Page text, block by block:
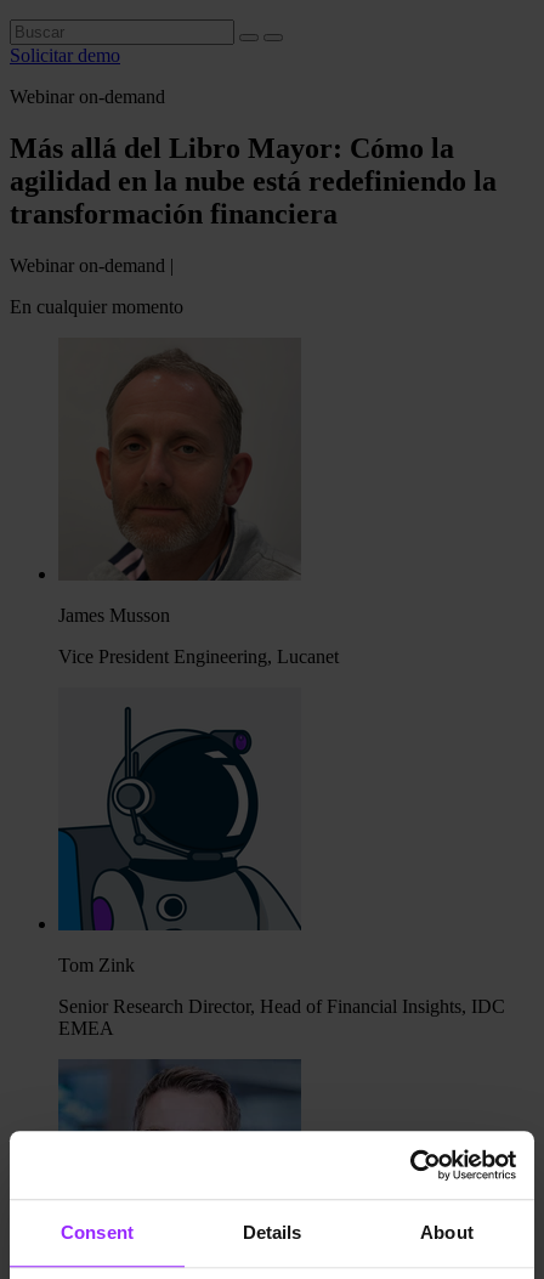
Consent Details About
Solicitar demo
Webinar on-demand
Más allá del Libro Mayor: Cómo la
agilidad en la nube está redefiniendo la
transformación financiera
Webinar on-demand |
En cualquier momento
James Musson
Vice President Engineering, Lucanet
Tom Zink
Senior Research Director, Head of Financial Insights, IDC
EMEA